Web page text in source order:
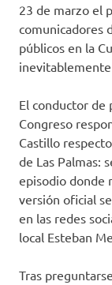
23 de marzo el
comunicadores
públicos en la
inevitablemente
El conductor de
Congreso
Castillo
de Las Palmas:
episodio donde
versión oficial
en las redes
local Esteban
Tras